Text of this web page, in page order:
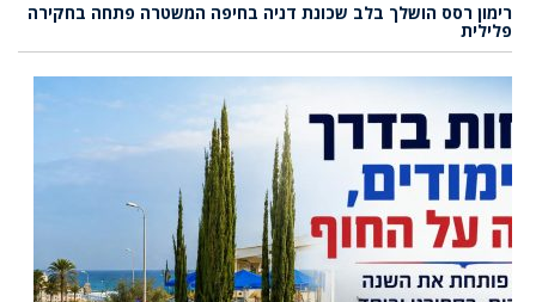
רימון רסס הושלך בלב שכונת דניה בחיפה המשטרה פתחה בחקירה
פלילית